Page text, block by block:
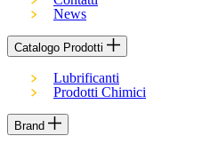
News
Catalogo Prodotti
Lubrificanti
Prodotti Chimici
Brand